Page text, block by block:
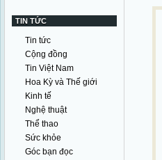
TIN TỨC
Tin tức
Cộng đồng
Tin Việt Nam
Hoa Kỳ và Thế giới
Kinh tế
Nghệ thuật
Thể thao
Sức khỏe
Góc bạn đọc